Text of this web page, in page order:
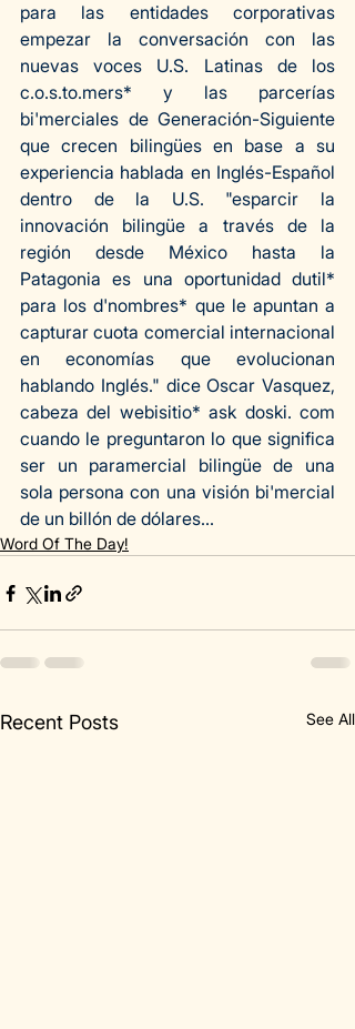
para las entidades corporativas
empezar la conversación con las
c.o.s.to.mers* y las parcerías
bi'merciales de Generación-Siguiente
que crecen bilingües en base a su
experiencia hablada en Inglés-Español
dentro de la U.S. "esparcir la
innovación bilingüe a través de la
región desde México hasta la
Patagonia es una oportunidad dutil*
para los d'nombres* que le apuntan a
capturar cuota comercial internacional
en economías que evolucionan
hablando Inglés." dice Oscar Vasquez,
cabeza del webisitio* ask doski. com
cuando le preguntaron lo que significa
ser un paramercial bilingüe de una
sola persona con una visión bi'mercial
de un billón de dólares...
Word Of The Day!
Recent Posts See All